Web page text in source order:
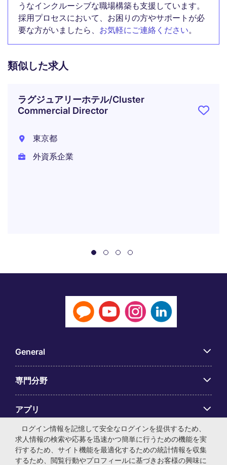
うなインクルーシブな職場構築も支援しています。
採用プロセスにおいて、お困りの方やサポートが必
要な方がいましたら、 お気軽にご連絡ください。
類似した求人
ラグジュアリーホテル/Cluster
Commercial Director
東京都
外資系企業
General
専門分野
アプリ
Employer Centre
ログイン情報を記憶して安全なログインを提供するため、
求人情報の検索や応募を迅速かつ簡単に行うための機能を実
行するため、サイト機能を最適化するための統計情報を収集
するため、閲覧行動やプロフィールに基づきお客様の興味に